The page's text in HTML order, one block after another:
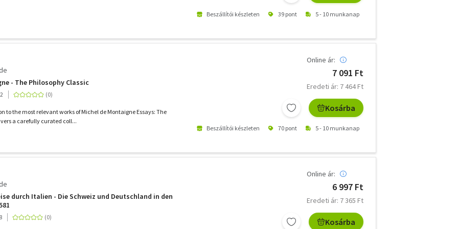
Beszállítói készleten 39 pont 5 - 10 munkanap
- The Philosophy Classic
to the most relevant works of Michel de Montaigne Essays: The
a carefully curated coll...
Online ár:
7 091 Ft
Eredeti ár: 7 464 Ft
Kosárba
Beszállítói készleten 70 pont 5 - 10 munkanap
durch Italien - Die Schweiz und Deutschland in den
Online ár:
6 997 Ft
Eredeti ár: 7 365 Ft
Kosárba